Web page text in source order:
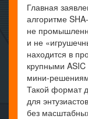
Главная
алгоритме
не
и не
находится в
крупными ASIC
мини-
Такой формат
для
без